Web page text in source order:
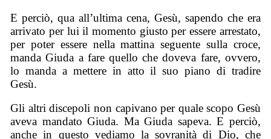
E perciò, qua all’ultima cena, Gesù, sapendo che era
arrivato per lui il momento giusto per essere arrestato,
per poter essere nella mattina seguente sulla croce,
manda Giuda a fare quello che doveva fare, ovvero,
lo manda a mettere in atto il suo piano di tradire
Gesù.
Gli altri discepoli non capivano per quale scopo Gesù
aveva mandato Giuda. Ma Giuda sapeva. E perciò,
anche in questo vediamo la sovranità di Dio, che